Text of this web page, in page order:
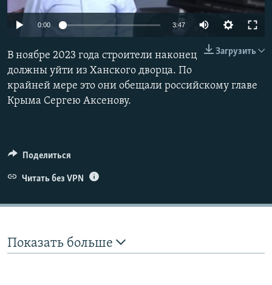
ПОБЕДИТЕЛЕЙ НЕ СУДЯТ?
ELIFBE
УКРАИНСКАЯ ПРОБЛЕМА КРЫМА
ПРИСОЕДИНЯЙТЕСЬ!
Все сайты RFE/RL
Auto 360p
0:00 3:47
240p
480p
Загрузить
В ноябре 2023 года строители наконец
должны уйти из Ханского дворца. По
крайней мере это они обещали российскому главе
Крыма Сергею Аксенову.
Поделиться
Читать без VPN
Показать больше